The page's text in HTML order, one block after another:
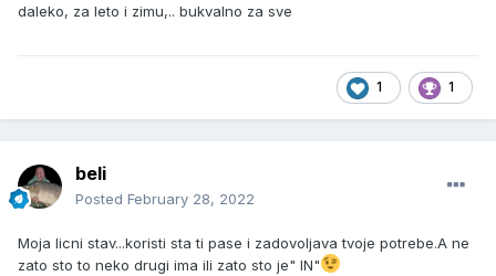
daleko, za leto i zimu,.. bukvalno za sve
1 1
beli
Posted February 28, 2022
Moja licni stav...koristi sta ti pase i zadovoljava tvoje potrebe.A ne
zato sto to neko drugi ima ili zato sto je" IN"